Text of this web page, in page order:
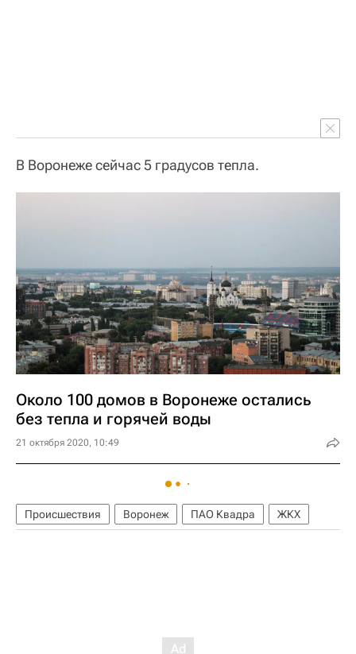
В Воронеже сейчас 5 градусов тепла.
Около 100 домов в Воронеже остались
без тепла и горячей воды
21 октября 2020, 10:49
Происшествия Воронеж ПАО Квадра ЖКХ